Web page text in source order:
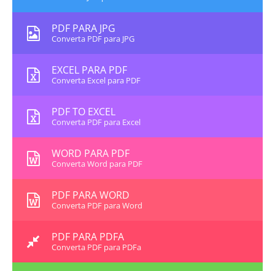
PDF PARA JPG
Converta PDF para JPG
EXCEL PARA PDF
Converta Excel para PDF
PDF TO EXCEL
Converta PDF para Excel
WORD PARA PDF
Converta Word para PDF
PDF PARA WORD
Converta PDF para Word
PDF PARA PDFA
Converta PDF para PDFa